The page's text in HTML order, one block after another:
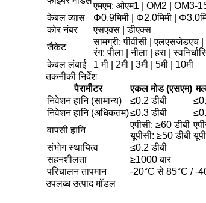
एमएम: ओएम1 | OM2 | OM3-
केबल व्यास
Φ0.9मिमी | Φ2.0मिमी |
कोर नंबर
एसएक्स | डीएक्स
जैकेट
सामग्री: पीवीसी |
रंग: पीला | नीला | हरा |
केबल लंबाई
1 मी | 2मी | 3मी | 5मी | 10मी
तकनीकी निर्देश
पैरामीटर
एकल मोड (एसएम)
निवेशन हानि (सामान्य)
≤0.2 डीबी
निवेशन हानि (अधिकतम)≤0.3 डीबी
वापसी हानि
एपीसी: ≥60 डीबी
यूपीसी: ≥50 डीबी
संभोग स्थायित्व
≤0.2 डीबी
सहनशीलता
≥1000 बार
परिचालन तापमान
-20°C से 85°C / -
उपलब्ध उत्पाद मॉडल